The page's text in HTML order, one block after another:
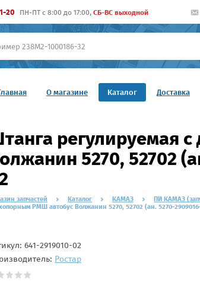
20 ПН-ПТ c 8:00 до 17:00, СБ-ВС выходной
О магазине Каталог Доставка
регулируемая
5270, 52702
запчастей Каталог КАМАЗ ПИ КАМАЗ
РМШ автобус Волжанин 5270, 52702 (ан. 5270-
641-2919010-02
Ростар